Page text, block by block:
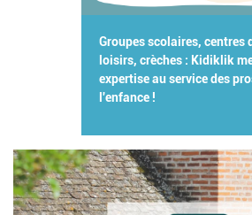
Groupes scolaires, centres
loisirs, crèches : Kidiklik
expertise au service des
l'enfance !